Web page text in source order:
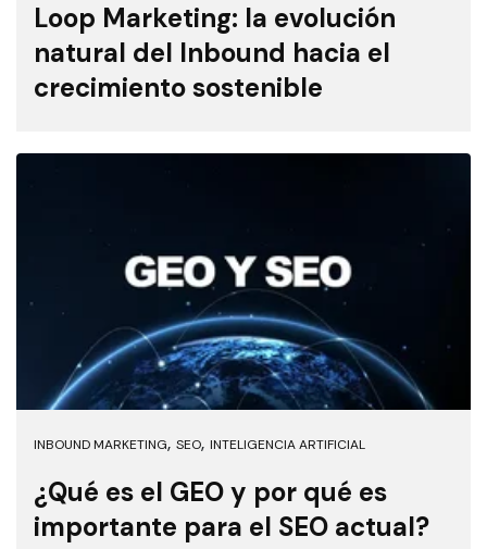
Loop Marketing: la evolución
natural del Inbound hacia el
crecimiento sostenible
INBOUND MARKETING, SEO, INTELIGENCIA ARTIFICIAL
¿Qué es el GEO y por qué es
importante para el SEO actual?